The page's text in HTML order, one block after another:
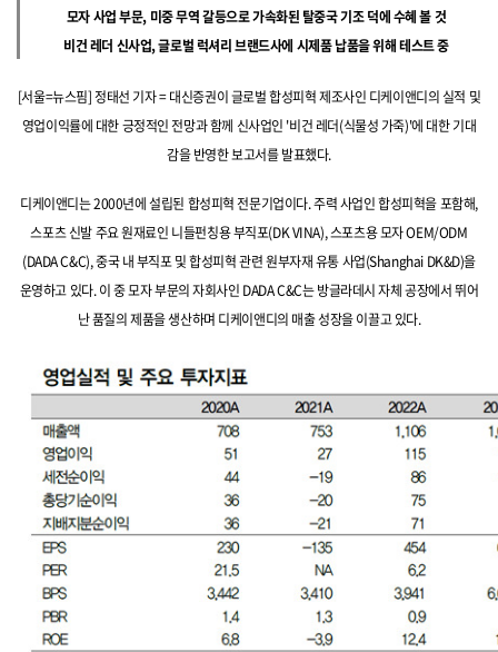
모자 사업 부문, 미중 무역 갈등으로 가속화된 탈중국 기조 덕에 수혜 볼 것
비건 레더 신사업, 글로벌 럭셔리 브랜드사에 시제품 납품을 위해 테스트 중
[서울=뉴스핌] 정태선 기자 = 대신증권이 글로벌 합성피혁 제조사인 디케이앤디의 실적 및
영업이익률에 대한 긍정적인 전망과 함께 신사업인 '비건 레더(식물성 가죽)'에 대한 기대
감을 반영한 보고서를 발표했다.
디케이앤디는 2000년에 설립된 합성피혁 전문기업이다. 주력 사업인 합성피혁을 포함해,
스포츠 신발 주요 원재료인 니들펀칭용 부직포(DK VINA), 스포츠용 모자 OEM/ODM
(DADA C&C), 중국 내 부직포 및 합성피혁 관련 원부자재 유통 사업(Shanghai DK&D)을
운영하고 있다. 이 중 모자 부문의 자회사인 DADA C&C는 방글라데시 자체 공장에서 뛰어
난 품질의 제품을 생산하며 디케이앤디의 매출 성장을 이끌고 있다.